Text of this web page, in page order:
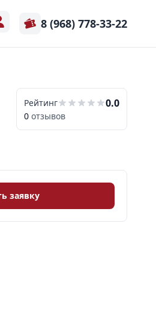
8 (968) 778-33-22
Рейтинг 0.0
0 отзывов
заявку